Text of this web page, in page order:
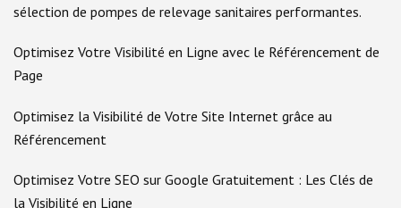
sélection de pompes de relevage sanitaires performantes.
Optimisez Votre Visibilité en Ligne avec le Référencement de
Page
Optimisez la Visibilité de Votre Site Internet grâce au
Référencement
Optimisez Votre SEO sur Google Gratuitement : Les Clés de
la Visibilité en Ligne